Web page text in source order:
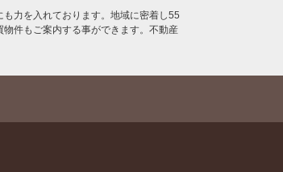
力を入れております。地域に密着し55
件もご案内する事ができます。不動産